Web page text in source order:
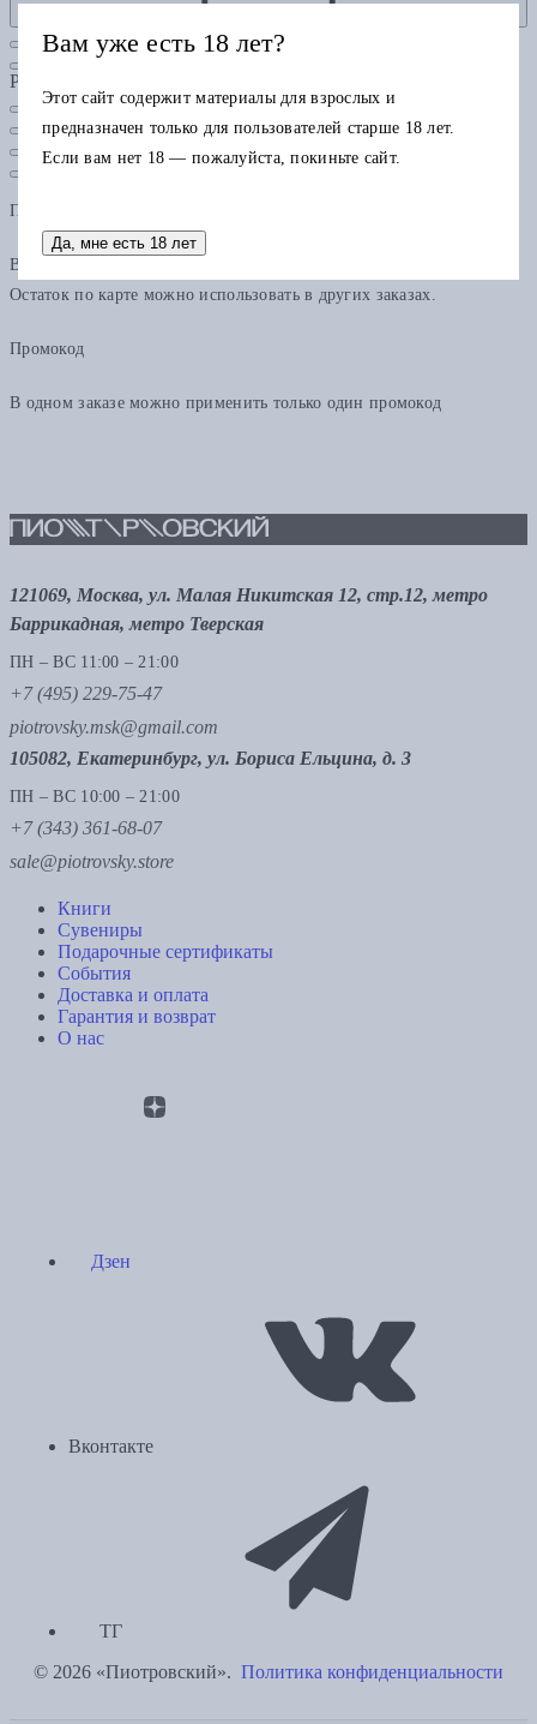
Рубрики
Подарочная карта
В одном заказе можно применить только одну подарочную карту.
Остаток по карте можно использовать в других заказах.
Промокод
В одном заказе можно применить только один промокод
121069, Москва, ул. Малая Никитская 12, стр.12, метро
Баррикадная, метро Тверская
ПН – ВС 11:00 – 21:00
+7 (495) 229-75-47
piotrovsky.msk@gmail.com
105082, Екатеринбург, ул. Бориса Ельцина, д. 3
ПН – ВС 10:00 – 21:00
+7 (343) 361-68-07
sale@piotrovsky.store
Книги
Сувениры
Подарочные сертификаты
События
Доставка и оплата
Гарантия и возврат
О нас
Дзен
Вконтакте
ТГ
© 2026 «Пиотровский». Политика конфиденциальности
Вам уже есть 18 лет?
Этот сайт содержит материалы для взрослых и
предназначен только для пользователей старше 18 лет.
Если вам нет 18 — пожалуйста, покиньте сайт.
Да, мне есть 18 лет